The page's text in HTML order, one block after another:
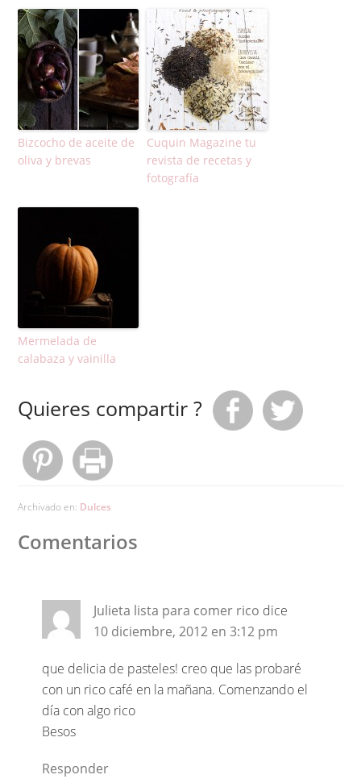
Bizcocho de aceite de
oliva y brevas
Cuquin Magazine tu
revista de recetas y
fotografía
Mermelada de
calabaza y vainilla
Quieres compartir ?
Archivado en: Dulces
Comentarios
Julieta lista para comer rico dice
10 diciembre, 2012 en 3:12 pm
que delicia de pasteles! creo que las probaré
con un rico café en la mañana. Comenzando el
día con algo rico
Besos
Responder